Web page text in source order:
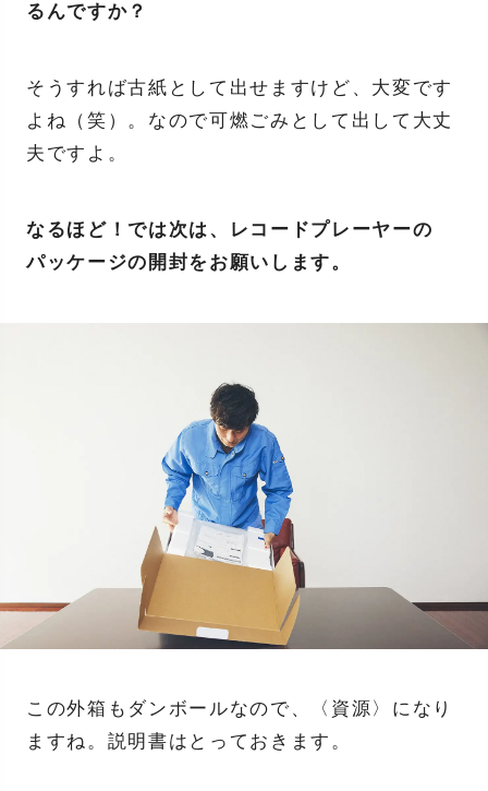
るんですか？
そうすれば古紙として出せますけど、大変です
よね（笑）。なので可燃ごみとして出して大丈
夫ですよ。
なるほど！では次は、レコードプレーヤーの
パッケージの開封をお願いします。
この外箱もダンボールなので、〈資源〉になり
ますね。説明書はとっておきます。